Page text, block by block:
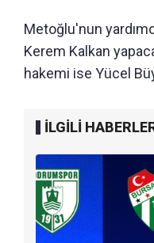
Metoğlu'nun
Kerem Kalkan
hakemi ise Yücel
İLGİLİ